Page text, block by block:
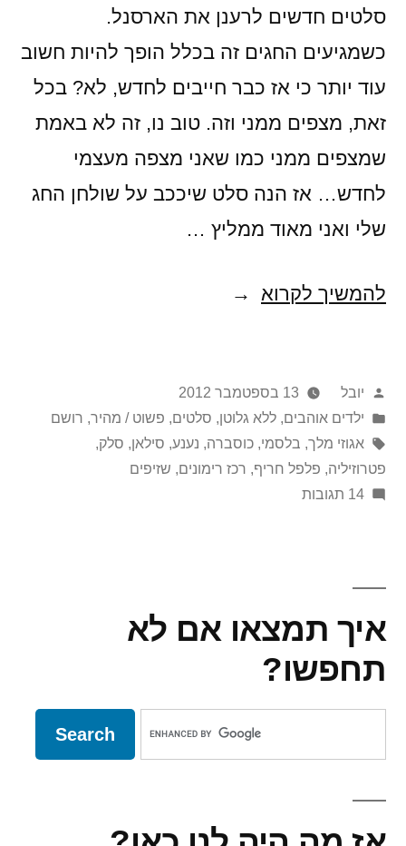
סלטים חדשים לרענן את הארסנל.
כשמגיעים החגים זה בכלל הופך להיות חשוב
עוד יותר כי אז כבר חייבים לחדש, לא? בכל
זאת, מצפים ממני וזה. טוב נו, זה לא באמת
שמצפים ממני כמו שאני מצפה מעצמי
לחדש… אז הנה סלט שיככב על שולחן החג
שלי ואני מאוד ממליץ …
להמשיך לקרוא סלט
פורסם
על
ידי
יובל
13 בספטמבר 2012
Posted
in
ילדים אוהבים, ללא גלוטן, סלטים, פשוט / מהיר, רושם
תגיות:
אגוזי מלך, בלסמי, כוסברה, נענע, סילאן, סלק,
פטרוזיליה, פלפל חריף, רכז רימונים, שזיפים
14 תגובות
על
איך תמצאו אם לא
תחפשו?